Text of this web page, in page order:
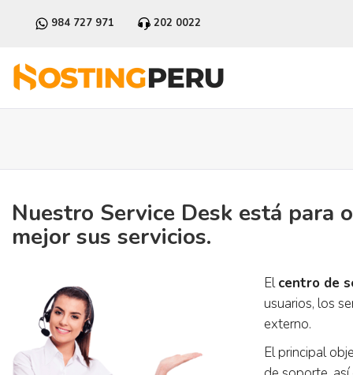
984 727 971 202 0022
Nuestro Service Desk está
mejor sus servicios.
Elcentro de
usuarios, los
externo.
El principal